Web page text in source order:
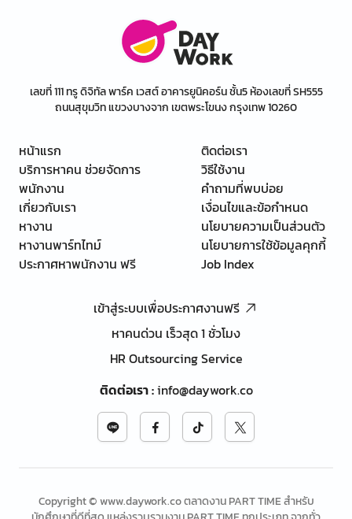
เลขที่ 111 ทรู ดิจิทัล พาร์ค เวสต์ อาคารยูนิคอร์น ชั้น5 ห้องเลขที่ SH555
ถนนสุขุมวิท แขวงบางจาก เขตพระโขนง กรุงเทพ 10260
หน้าแรก
บริการหาคน ช่วยจัดการ
พนักงาน
เกี่ยวกับเรา
หางาน
หางานพาร์ทไทม์
ประกาศหาพนักงาน ฟรี
ติดต่อเรา
วิธีใช้งาน
คำถามที่พบบ่อย
เงื่อนไขและข้อกำหนด
นโยบายความเป็นส่วนตัว
นโยบายการใช้ข้อมูลคุกกี้
Job Index
เข้าสู่ระบบเพื่อประกาศงานฟรี
หาคนด่วน เร็วสุด 1 ชั่วโมง
HR Outsourcing Service
ติดต่อเรา:info@daywork.co
Copyright © www.daywork.co ตลาดงาน PART TIME สำหรับ